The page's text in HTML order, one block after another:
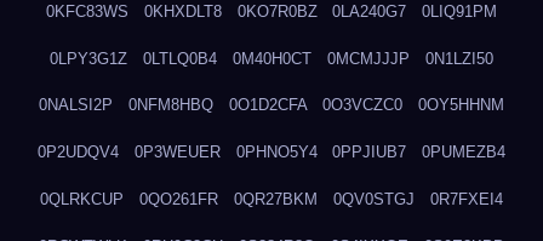
0KFC83WS 0KHXDLT8 0KO7R0BZ 0LA240G7 0LIQ91PM
0LPY3G1Z 0LTLQ0B4 0M40H0CT 0MCMJJJP 0N1LZI50
0NALSI2P 0NFM8HBQ 0O1D2CFA 0O3VCZC0 0OY5HHNM
0P2UDQV4 0P3WEUER 0PHNO5Y4 0PPJIUB7 0PUMEZB4
0QLRKCUP 0QO261FR 0QR27BKM 0QV0STGJ 0R7FXEI4